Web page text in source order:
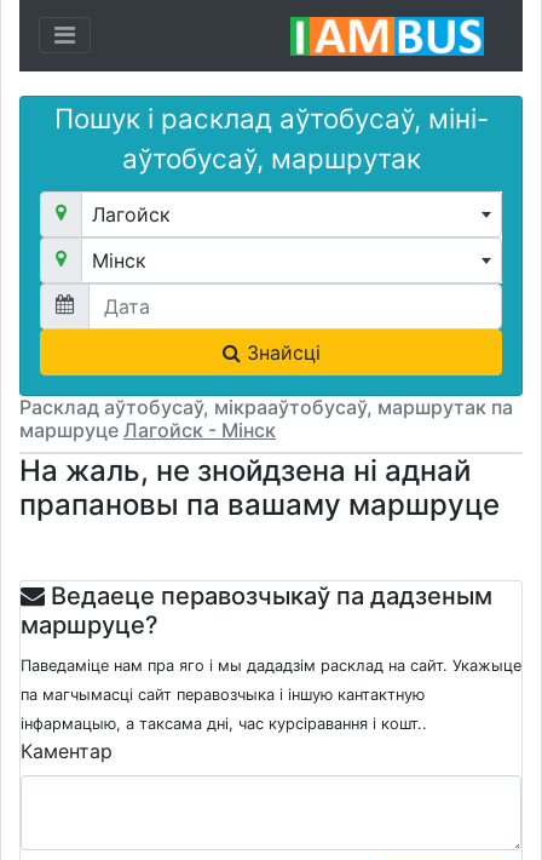
Toggle navigation
Пошук і расклад аўтобусаў, міні-
аўтобусаў, маршрутак
Лагойск
Мінск
Знайсці
Расклад аўтобусаў, мікрааўтобусаў, маршрутак па
маршруце Лагойск - Мінск
На жаль, не знойдзена ні аднай
прапановы па вашаму маршруце
Ведаеце перавозчыкаў па дадзеным
маршруце?
Паведаміце нам пра яго і мы дададзім расклад на сайт. Укажыце
па магчымасці сайт перавозчыка і іншую кантактную
інфармацыю, а таксама дні, час курсіравання і кошт..
Каментар